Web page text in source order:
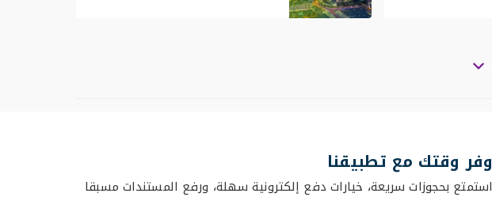
وفر وقتك مع تطبيقنا
استمتع بحجوزات سريعة، خيارات دفع إلكترونية سهلة، ورفع المستندات مسبقا